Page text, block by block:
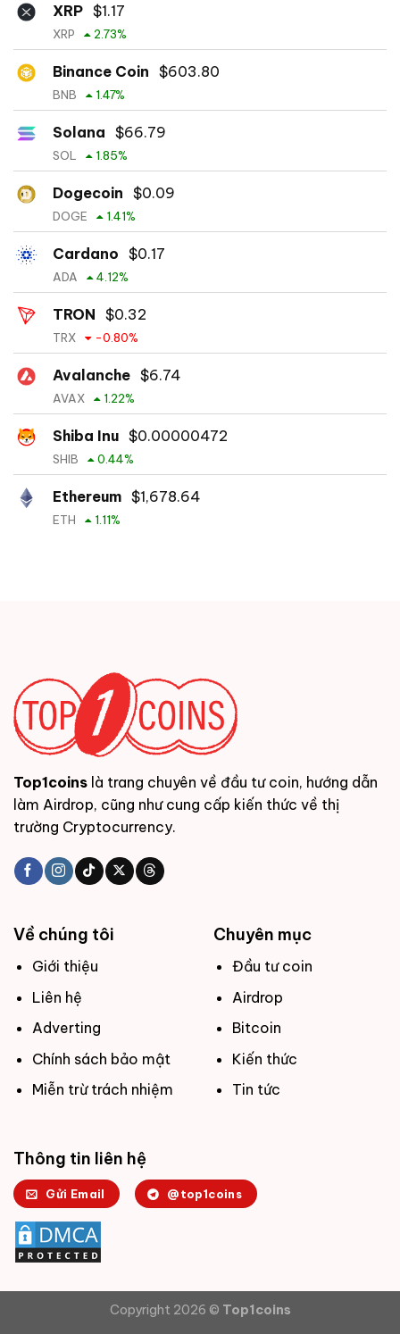
XRP $1.17
XRP 2.73%
Binance Coin $603.80
BNB 1.47%
Solana $66.79
SOL 1.85%
Dogecoin $0.09
DOGE 1.41%
Cardano $0.17
ADA 4.12%
TRON $0.32
TRX -0.80%
Avalanche $6.74
AVAX 1.22%
Shiba Inu $0.00000472
SHIB 0.44%
Ethereum $1,678.64
ETH 1.11%
Top1coins là trang chuyên về đầu tư coin, hướng dẫn
làm Airdrop, cũng như cung cấp kiến thức về thị
trường Cryptocurrency.
Về chúng tôi
Giới thiệu
Liên hệ
Adverting
Chính sách bảo mật
Miễn trừ trách nhiệm
Chuyên mục
Đầu tư coin
Airdrop
Bitcoin
Kiến thức
Tin tức
Thông tin liên hệ
Gửi Email @top1coins
Copyright 2026 © Top1coins